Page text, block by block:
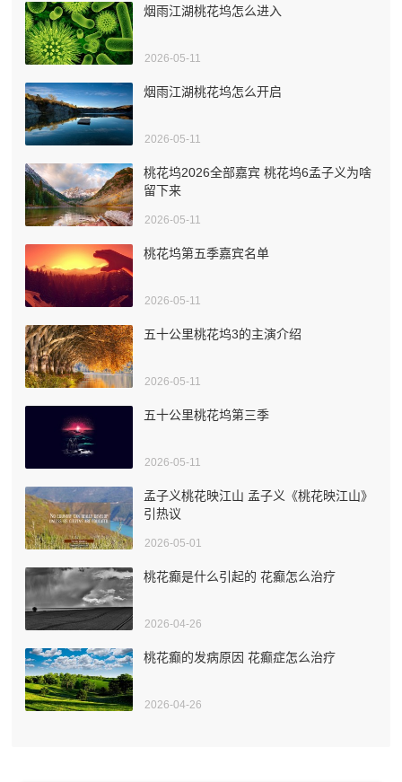
烟雨江湖桃花坞怎么进入
2026-05-11
烟雨江湖桃花坞怎么开启
2026-05-11
桃花坞2026全部嘉宾 桃花坞6孟子义为啥
留下来
2026-05-11
桃花坞第五季嘉宾名单
2026-05-11
五十公里桃花坞3的主演介绍
2026-05-11
五十公里桃花坞第三季
2026-05-11
孟子义桃花映江山 孟子义《桃花映江山》
引热议
2026-05-01
桃花癫是什么引起的 花癫怎么治疗
2026-04-26
桃花癫的发病原因 花癫症怎么治疗
2026-04-26